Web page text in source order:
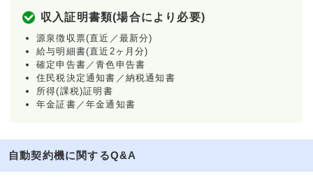
収入証明書類(場合により必要)
源泉徴収票(直近／最新分)
給与明細書(直近2ヶ月分)
確定申告書／青色申告書
住民税決定通知書／納税通知書
所得(課税)証明書
年金証書／年金通知書
自動契約機に関するQ&A